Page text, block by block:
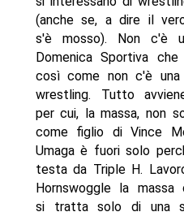
(anche se, a dire il
s'è mosso). Non c'è
Domenica Sportiva
così come non c'è
wrestling. Tutto
per cui, la massa, non
come figlio di Vince
Umaga è fuori solo
testa da Triple H.
Hornswoggle la
si tratta solo di una